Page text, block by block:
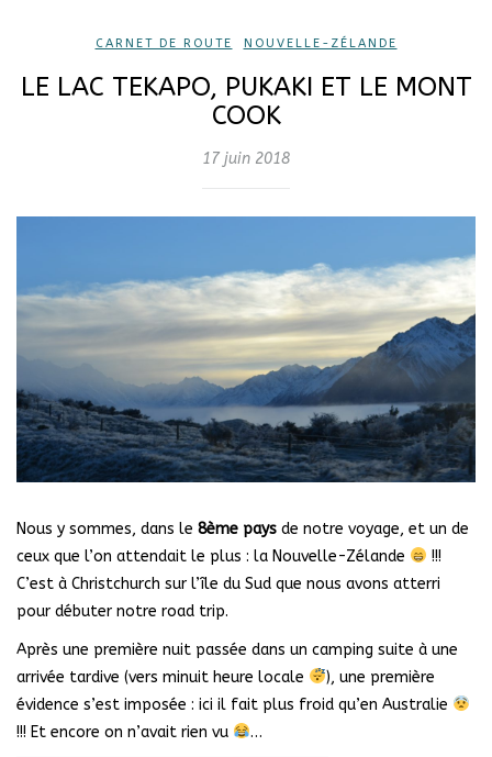
CARNET DE ROUTE NOUVELLE-ZÉLANDE
LE LAC TEKAPO, PUKAKI ET LE MONT
COOK
17 juin 2018
Nous y sommes, dans le 8ème pays de notre voyage, et un de
ceux que l’on attendait le plus : la Nouvelle-Zélande
!!!
C’est à Christchurch sur l’île du Sud que nous avons atterri
pour débuter notre road trip.
Après une première nuit passée dans un camping suite à une
arrivée tardive (vers minuit heure locale
), une première
évidence s’est imposée : ici il fait plus froid qu’en Australie
!!! Et encore on n’avait rien vu
…